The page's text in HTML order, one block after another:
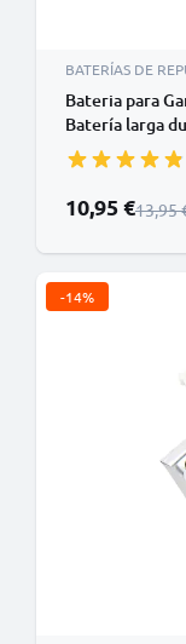
BATERÍAS DE
Bateria para
Batería larga
00034-02 de
Precio especial
10,95 €Precio
13,95
-14%